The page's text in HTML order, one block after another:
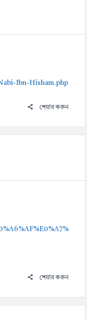
Ibn-Hisham.php
শেয়ার করুন
শেয়ার করুন